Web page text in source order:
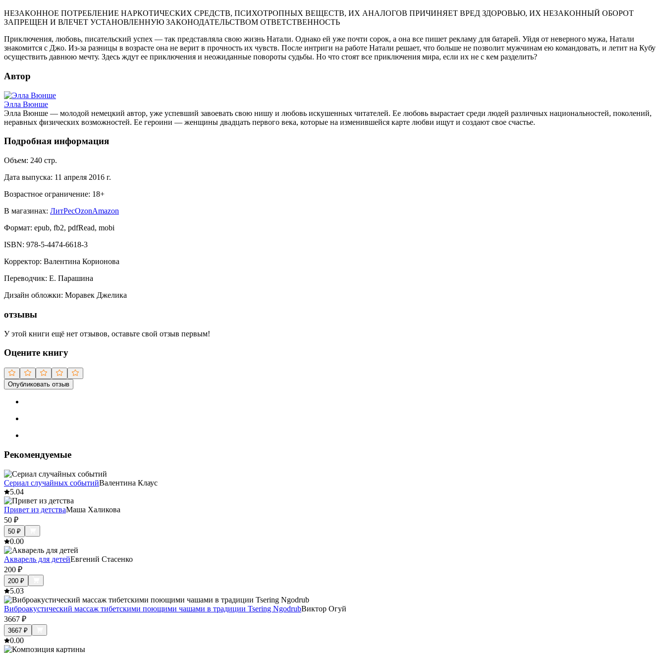
НЕЗАКОННОЕ ПОТРЕБЛЕНИЕ НАРКОТИЧЕСКИХ СРЕДСТВ, ПСИХОТРОПНЫХ ВЕЩЕСТВ, ИХ АНАЛОГОВ ПРИЧИНЯЕТ ВРЕД ЗДОРОВЬЮ, ИХ НЕЗАКОННЫЙ ОБОРОТ
ЗАПРЕЩЕН И ВЛЕЧЕТ УСТАНОВЛЕННУЮ ЗАКОНОДАТЕЛЬСТВОМ ОТВЕТСТВЕННОСТЬ
Приключения, любовь, писательский успех — так представляла свою жизнь Натали. Однако ей уже почти сорок, а она все пишет рекламу для батарей. Уйдя от неверного мужа, Натали
знакомится с Джо. Из-за разницы в возрасте она не верит в прочность их чувств. После интриги на работе Натали решает, что больше не позволит мужчинам ею командовать, и летит на Кубу
осуществить давнюю мечту. Здесь ждут ее приключения и неожиданные повороты судьбы. Но что стоят все приключения мира, если их не с кем разделить?
Автор
Элла Вюнше
Элла Вюнше — молодой немецкий автор, уже успевший завоевать свою нишу и любовь искушенных читателей. Ее любовь вырастает среди людей различных национальностей, поколений,
неравных физических возможностей. Ее героини — женщины двадцать первого века, которые на изменившейся карте любви ищут и создают свое счастье.
Подробная информация
Объем: 240 стр.
Дата выпуска: 11 апреля 2016 г.
Возрастное ограничение: 18+
В магазинах: ЛитРесOzonAmazon
Формат: epub, fb2, pdfRead, mobi
ISBN: 978-5-4474-6618-3
Корректор: Валентина Корионова
Переводчик: Е. Парашина
Дизайн обложки: Моравек Джелика
отзывы
У этой книги ещё нет отзывов, оставьте свой отзыв первым!
Оцените книгу
Опубликовать отзыв
Рекомендуемые
Сериал случайных событийВалентина Клаус
5.04
Привет из детстваМаша Халикова
50 ₽
50 ₽
0.00
Акварель для детейЕвгений Стасенко
200 ₽
200 ₽
5.03
Виброакустический массаж тибетскими поющими чашами в традиции Tsering NgodrubВиктор Огуй
3667 ₽
3667 ₽
0.00